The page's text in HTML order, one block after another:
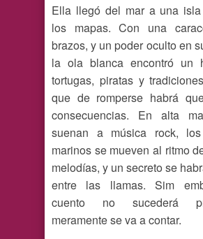
Ella llegó del mar a una
los mapas. Con una
brazos, y un poder oculto en
la ola blanca encontró un
tortugas, piratas y
que de romperse habrá
consecuencias. En alta
suenan a música rock, los
marinos se mueven al ritmo
melodías, y un secreto se
entre las llamas. Sim
cuento no sucederá
meramente se va a contar.